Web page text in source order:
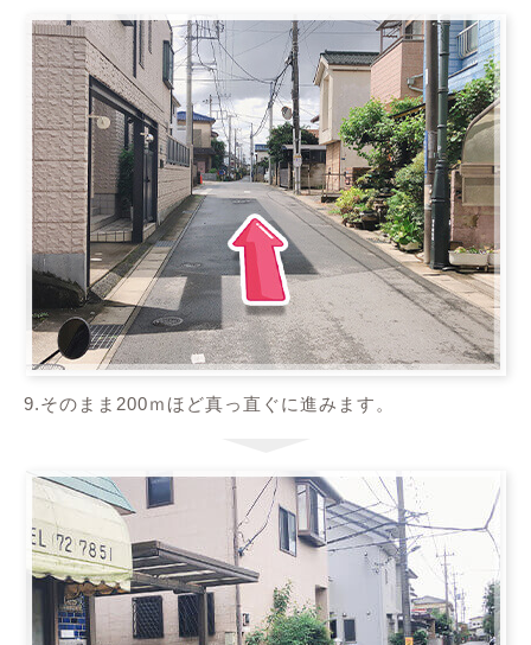
9.そのまま200ｍほど真っ直ぐに進みます。